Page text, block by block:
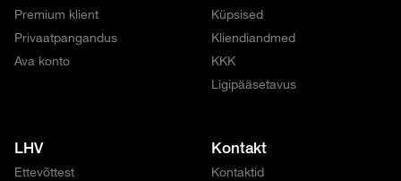
Premium klient
Privaatpangandus
Ava konto
Küpsised
Kliendiandmed
KKK
Ligipääsetavus
LHV
Ettevõttest
Kontakt
Kontaktid